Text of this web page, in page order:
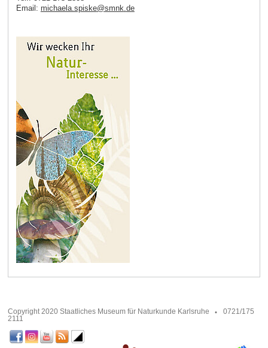
Email: michaela.spiske@smnk.de
Copyright 2020 Staatliches Museum für Naturkunde Karlsruhe
0721/175
2111